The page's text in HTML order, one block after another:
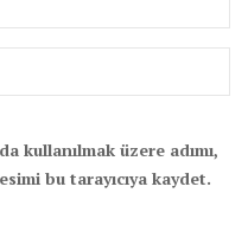
kullanılmak üzere adımı,
bu tarayıcıya kaydet.